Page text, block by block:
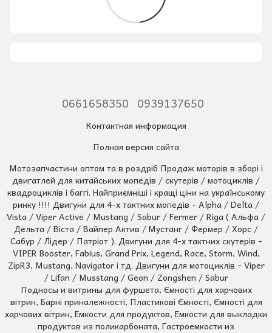
0661658350 0939137650
Контактная информация
Полная версия сайта
Мотозапчастини оптом та в роздріб Продаж моторів в зборі і
двигатлей для китайських мопедів / скутерів / мотоциклів /
квадроциклів і баггі. Найприємніші і кращі ціни на українському
ринку !!!! Двигуни для 4-х тактних мопедів - Alpha / Delta /
Vista / Viper Active / Mustang / Sabur / Fermer / Riga ( Альфа /
Дельта / Віста / Вайпер Актив / Мустанг / Фермер / Хорс /
Сабур / Лідер / Патріот ). Двигуни для 4-х тактних скутерів -
VIPER Booster, Fabius, Grand Prix, Legend, Race, Storm, Wind,
ZipR3, Mustang, Navigator і тд. Двигуни для мотоциклів - Viper
/ Lifan / Musstang / Geon / Zongshen / Sabur
Подносы и витрины для фуршета, Ємності для харчових
вітрин, Барні приналежності, Пластикові Ємності, Ємності для
харчових вітрин, Емкости для продуктов, Емкости для выкладки
продуктов из поликарбоната, Гастроемкости из